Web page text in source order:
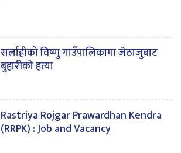
सर्लाहीको विष्णु गाउँपालिकामा जेठाजुबाट
बुहारीको हत्या
Rastriya Rojgar Prawardhan Kendra
(RRPK) : Job and Vacancy